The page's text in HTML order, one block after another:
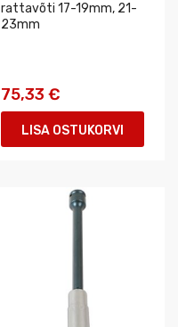
rattavõti 17-19mm, 21-
23mm
75,33 €
LISA OSTUKORVI